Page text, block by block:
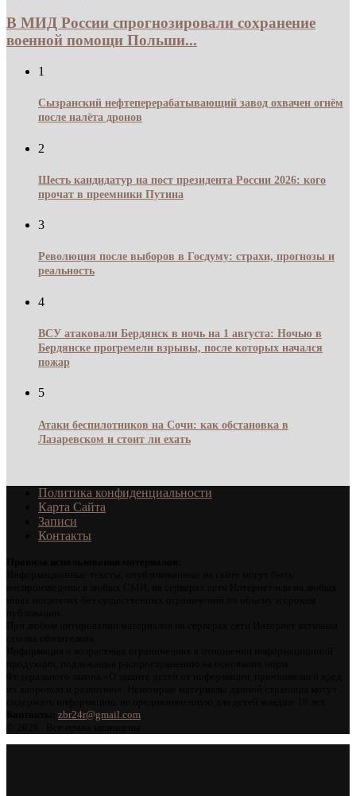
В МИД России спрогнозировали сохранение
военной помощи Польши...
1
Сызранский нефтеперерабатывающий завод охвачен огнём
после налёта дронов
2
Шесть кандидатур на пост президента России 2026: кого
прочат в преемники Путина
3
Революция после выборов в Госдуму: страхи, прогнозы и
реальность
4
ВСУ атаковали Бердянск в ночь на 1 августа: Ночью в
Бердянске прогремели взрывы, после которых начался
пожар
5
Атаки беспилотников на Сочи: как обстановка в
Лазаревском и стоит ли ехать
Политика конфиденциальности
Карта Сайта
Записи
Контакты
zbr24r@gmail.com